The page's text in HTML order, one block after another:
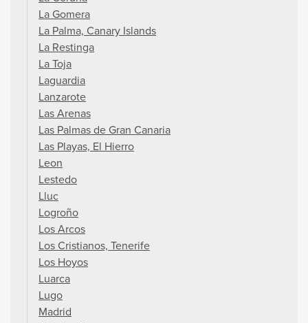
La Gomera
La Palma, Canary Islands
La Restinga
La Toja
Laguardia
Lanzarote
Las Arenas
Las Palmas de Gran Canaria
Las Playas, El Hierro
Leon
Lestedo
Lluc
Logroño
Los Arcos
Los Cristianos, Tenerife
Los Hoyos
Luarca
Lugo
Madrid